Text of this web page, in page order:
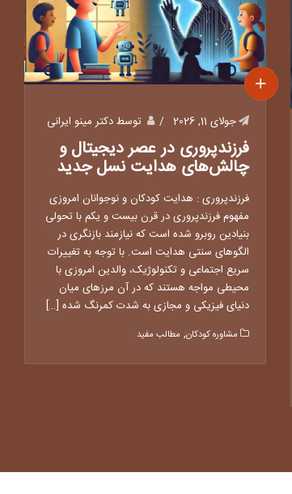
جولای 11, 2026 توسط دکتر مینو ایرانی
فرزندپروری در عصر دیجیتال و
چالش‌های هدایت نسل جدید
فرزندپروری : هدایت کودکان و نوجوانان امروزی
مفهوم فرزندپروری در قرن بیست و یکم با تحولی
بنیادین روبرو شده است که نیازمند بازنگری در
الگوهای سنتی هدایت است. با توجه به تغییرات
سریع اجتماعی و تکنولوژیک، والدین امروزی با
محیطی مواجه هستند که در آن مرزهای میان
دنیای فیزیکی و مجازی به شدت کمرنگ شده […]
مشاوره کودکان, مطالب مفید